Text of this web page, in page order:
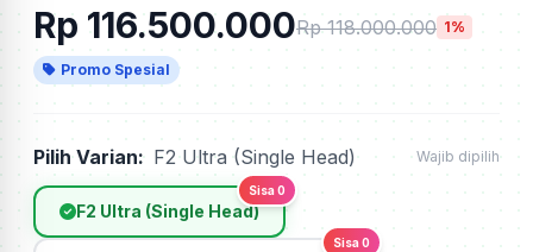
Rp 116.500.000Rp 118.000.000 1%
Promo Spesial
Pilih Varian: F2 Ultra (Single Head) Wajib dipilih
F2 Ultra (Single Head)
Sisa 0
Sisa 0